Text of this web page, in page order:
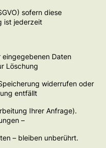
sofern diese
ist jederzeit
eingegebenen Daten
Löschung
widerrufen oder
entfällt
Ihrer Anfrage).
–
– bleiben unberührt.